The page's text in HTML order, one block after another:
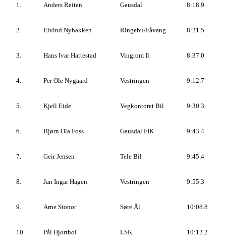
1. Anders Reiten Gausdal 8:18.9
2. Eivind Nybakken Ringebu/Fåvang 8:21.5
3. Hans Ivar Hattestad Vingrom Il 8:37.0
4. Per Ole Nygaard Vestringen 9:12.7
5. Kjell Eide Vegkontoret Bil 9:30.3
6. Bjørn Ola Foss Gausdal FIK 9:43.4
7. Geir Jensen Tele Bil 9:45.4
8. Jan Ingar Hagen Vestringen 9:55.3
9. Arne Stonor Søre Ål 10:08.8
10. Pål Hjorthol LSK 10:12.2